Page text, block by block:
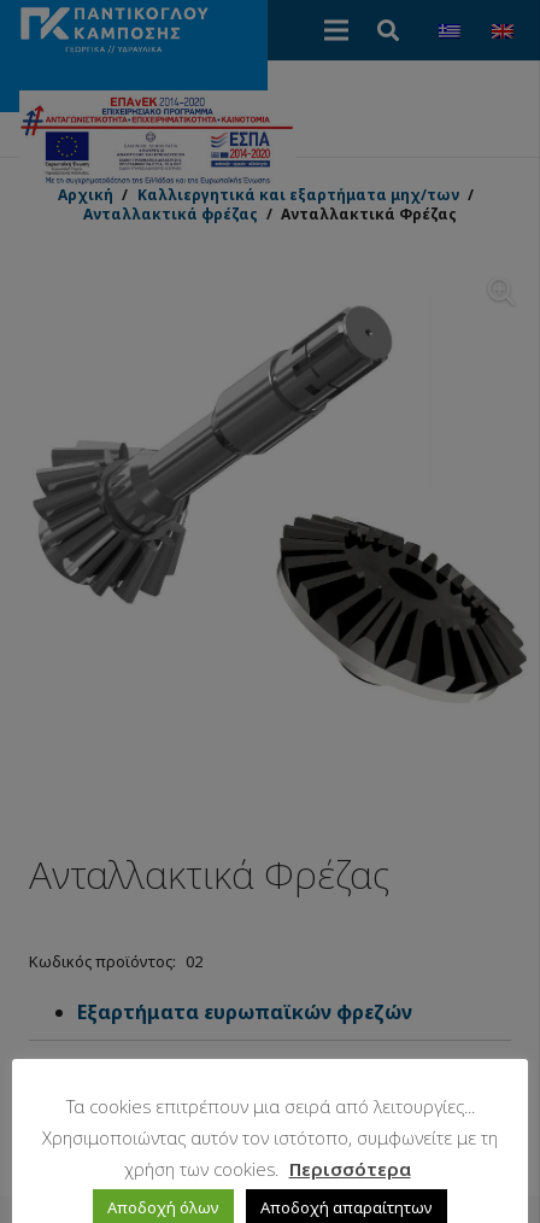
Αρχική / Καλλιεργητικά και εξαρτήματα μηχ/των /
Ανταλλακτικά φρέζας / Ανταλλακτικά Φρέζας
Ανταλλακτικά Φρέζας
Κωδικός προϊόντος: 02
Εξαρτήματα ευρωπαϊκών φρεζών
Τα cookies επιτρέπουν μια σειρά από λειτουργίες...
Χρησιμοποιώντας αυτόν τον ιστότοπο, συμφωνείτε με τη
χρήση των cookies.
Περισσότερα
Αποδοχή όλων Αποδοχή απαραίτητων